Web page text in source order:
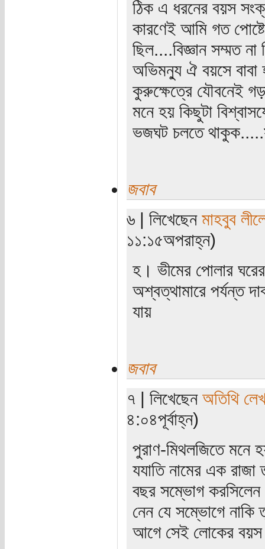
ঠিক এ ধরনের বয়স
কারণেই আমি গত
ছিল....বিজ্ঞান সম্মত
অভিমন্যু ঐ বয়সে বাবা
কুরুক্ষেত্রে যৌবনেই
মনে হয় কিছুটা
ভজঘট চলতে
জবাব
৬ | লিখেছেন মাহবুব
১১:১৫অপরাহ্ন)
হ। ভীমের পোলার ঘরের
অশ্বত্থামারে পর্যন্ত
যায়
জবাব
৭ | লিখেছেন অতিথি
৪:০৪পূর্বাহ্ন)
পুরাণ-মিথলজিতে মনে
যযাতি নামের এক
বছর সম্ভোগ
নেন যে সম্ভোগে নাকি
আগে সেই লোকের বয়স